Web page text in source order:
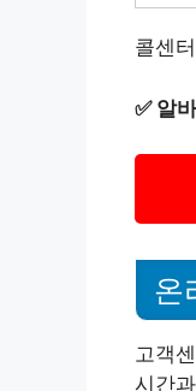
콜센
✅ 알
온
고객
시간